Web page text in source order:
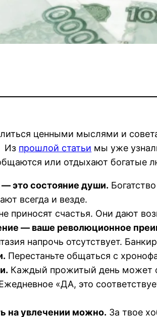
ценными мыслями и
Из прошлой статьи мы уже
или отдыхают богатые
— это состояние души.
всегда и везде.
приносят счастья. Они дают
— ваше революционное
напрочь отсутствует.
Перестаньте общаться с
Каждый прожитый день может
«ДА, это
на увлечении можно. За твое